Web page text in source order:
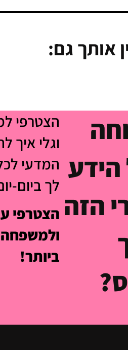
אותך גם:
הידע
הזה
הצטרפי
וגלי איך
המדעי
לך ביום-
הצטרפי
ביותר!